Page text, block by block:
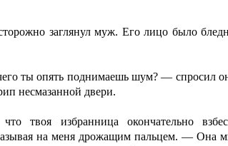
заглянул муж. Его лицо было
ты опять поднимаешь шум? — спросил он
несмазанной двери.
твоя избранница окончательно
на меня дрожащим пальцем. — Она